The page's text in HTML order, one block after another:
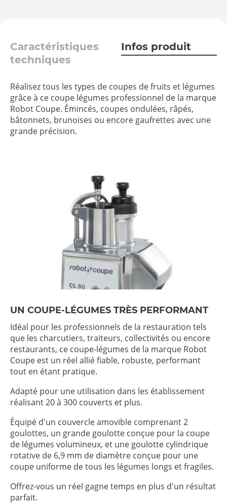
Caractéristiques
techniques
Infos produit
Réalisez tous les types de coupes de fruits et légumes
grâce à ce coupe légumes professionnel de la marque
Robot Coupe. Émincés, coupes ondulées, râpés,
bâtonnets, brunoises ou encore gaufrettes avec une
grande précision.
UN COUPE-LÉGUMES TRÈS PERFORMANT
Idéal pour les professionnels de la restauration tels
que les charcutiers, traiteurs, collectivités ou encore
restaurants, ce coupe-légumes de la marque Robot
Coupe est un réel allié fiable, robuste, performant
tout en étant pratique.
Adapté pour une utilisation dans les établissement
réalisant 20 à 300 couverts et plus.
Équipé d'un couvercle amovible comprenant 2
goulottes, un grande goulotte conçue pour la coupe
de légumes volumineux, et une goulotte cylindrique
rotative de 6,9 mm de diamètre conçue pour une
coupe uniforme de tous les légumes longs et fragiles.
Offrez-vous un réel gagne temps en plus d'un résultat
parfait.